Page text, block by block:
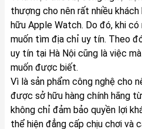
thượng cho nên rất nhiều
hữu Apple Watch. Do đó, khi
muốn tìm địa chỉ uy tín. Theo
uy tín tại Hà Nội cũng là việc
muốn được biết.
Vì là sản phẩm công nghệ cho
được sở hữu hàng chính hãng
không chỉ đảm bảo quyền lợi
thể hiện đẳng cấp chịu chơi và